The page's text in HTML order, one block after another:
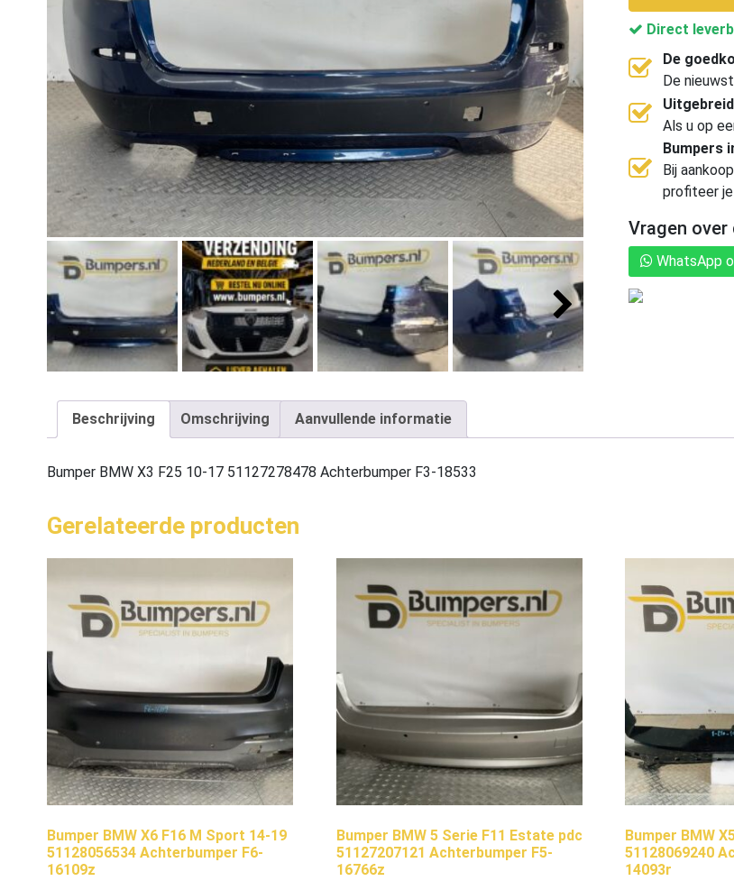
Direct
De
De
Als u op
Bumpers
Bij
profiteer
Vragen
WhatsApp
Beschrijving Omschrijving Aanvullende informatie
Bumper BMW X3 F25 10-17 51127278478 Achterbumper F3-18533
Gerelateerde producten
Bumper BMW X6 F16 M Sport 14-19
51128056534 Achterbumper F6-
16109z
Bumper BMW 5 Serie F11 Estate pdc
51127207121 Achterbumper F5-
16766z
Bumper BMW
51128069240
14093r